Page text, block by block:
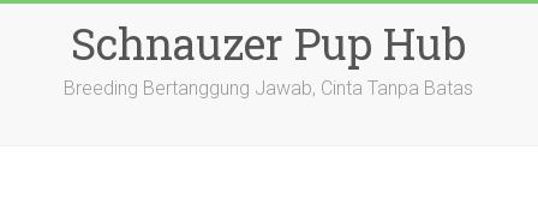
Schnauzer Pup Hub
Breeding Bertanggung Jawab, Cinta Tanpa Batas